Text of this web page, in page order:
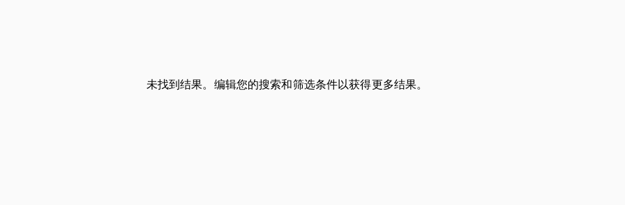
未找到结果。编辑您的搜索和筛选条件以获得更多结果。